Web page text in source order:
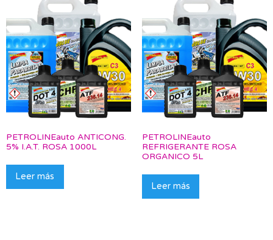
PETROLINEauto ANTICONG.
5% I.A.T. ROSA 1000L
Leer más
PETROLINEauto
REFRIGERANTE ROSA
ORGANICO 5L
Leer más